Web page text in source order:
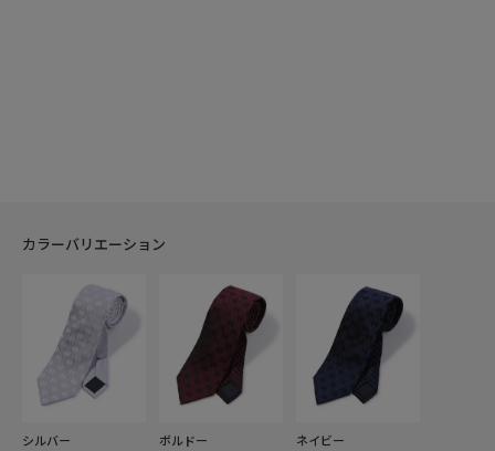
カラーバリエーション
シルバー ボルドー ネイビー